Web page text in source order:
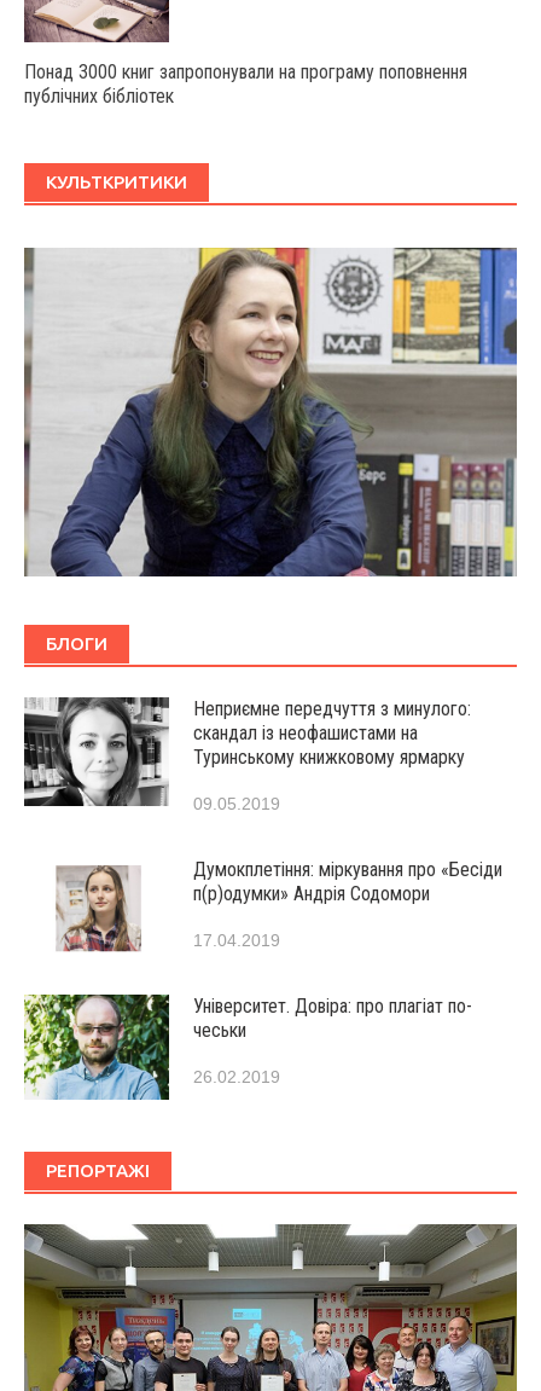
Понад 3000 книг запропонували на програму поповнення
публічних бібліотек
КУЛЬТКРИТИКИ
БЛОГИ
Неприємне передчуття з минулого:
скандал із неофашистами на
Туринському книжковому ярмарку
09.05.2019
Думокплетіння: міркування про «Бесіди
п(р)одумки» Андрія Содомори
17.04.2019
Університет. Довіра: про плагіат по-
чеськи
26.02.2019
РЕПОРТАЖІ